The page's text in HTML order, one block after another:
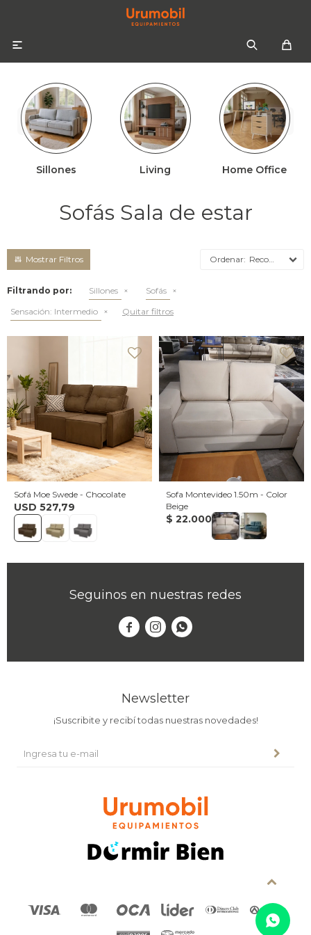

Sillones Living Home Office
Sofás Sala de estar
Recomendados
Filtrando por: Sillones
Sofás
Sensación: Intermedio Quitar filtros
Sofá Moe Swede - Chocolate
USD 527,79
Sofa Montevideo 1.50m - Color
Beige
$ 22.000
Seguinos en nuestras redes
  
Newsletter
¡Suscribite y recibí todas nuestras novedades!
Colchones
Ropa de cama